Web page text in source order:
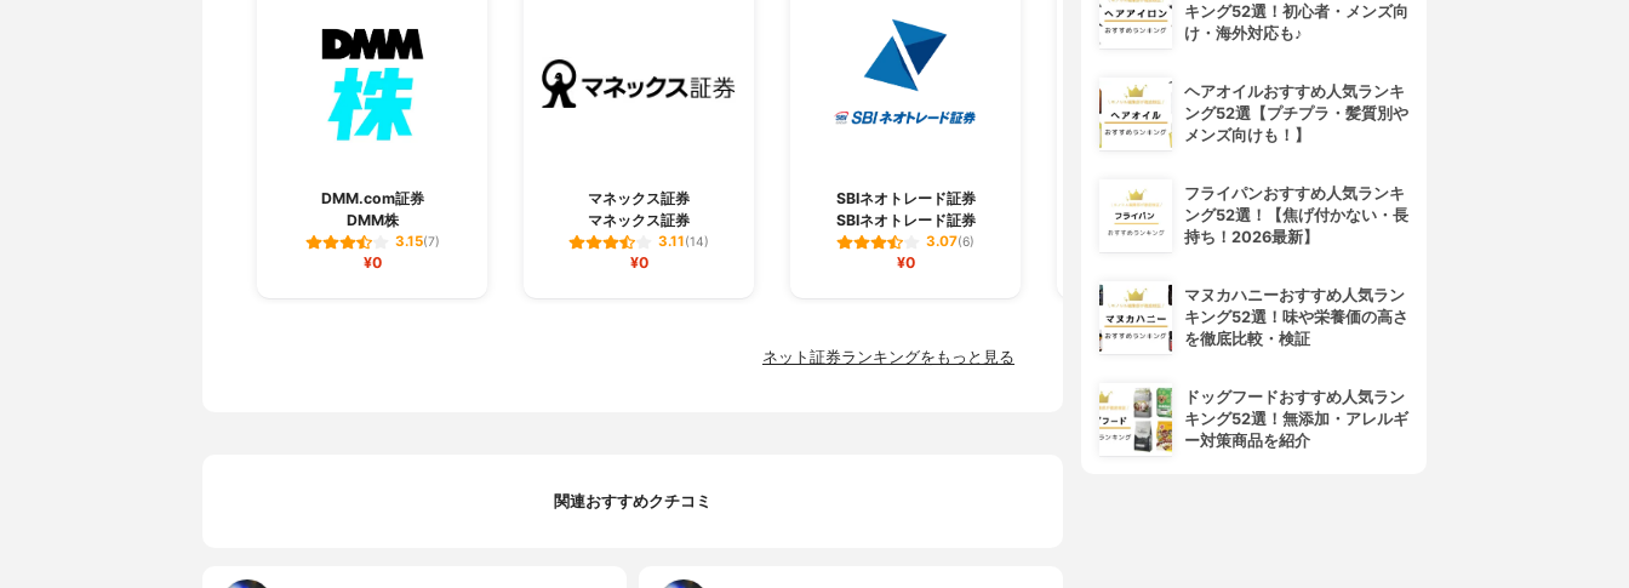
DMM.com証券
DMM株
3.15(7)
¥0
マネックス証券
マネックス証券
3.11(14)
¥0
SBIネオトレード証券
SBIネオトレード証券
3.07(6)
¥0
SBI証券
SBI証券
3.06 (23)
LINE証券
ネット証券ランキングをもっと見る
関連おすすめクチコミ
キング52選！初心者・メンズ向
け・海外対応も♪
ヘアオイルおすすめ人気ランキ
ング52選【プチプラ・髪質別や
メンズ向けも！】
フライパンおすすめ人気ランキ
ング52選！【焦げ付かない・長
持ち！2026最新】
マヌカハニーおすすめ人気ラン
キング52選！味や栄養価の高さ
を徹底比較・検証
ドッグフードおすすめ人気ラン
キング52選！無添加・アレルギ
ー対策商品を紹介